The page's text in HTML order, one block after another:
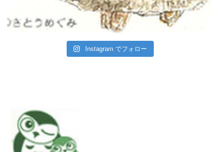
Instagram でフォロー